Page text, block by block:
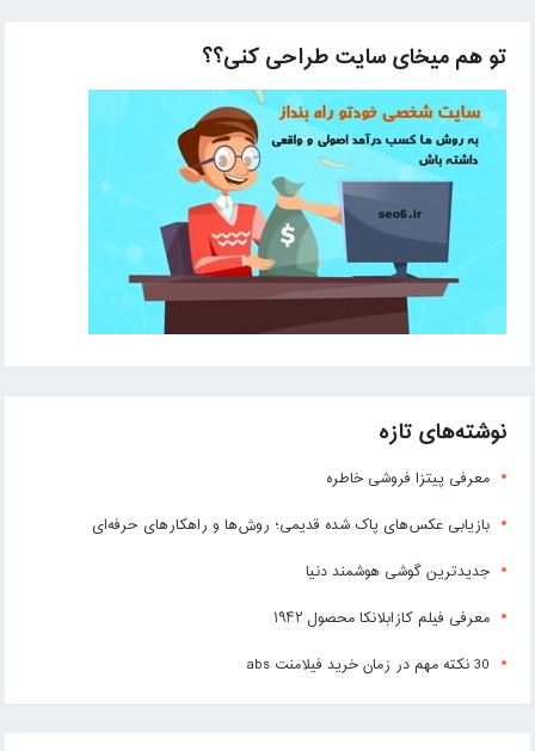
تو هم میخای سایت طراحی کنی؟؟
نوشته‌های تازه
معرفی پیتزا فروشی خاطره
بازیابی عکس‌های پاک شده قدیمی؛ روش‌ها و راهکارهای حرفه‌ای
جدیدترین گوشی هوشمند دنیا
معرفی فیلم کازابلانکا محصول ۱۹۴۲
30 نکته مهم در زمان خرید فیلامنت abs